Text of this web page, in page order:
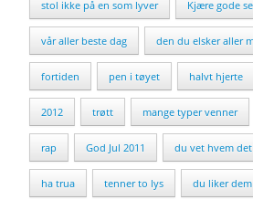
stol ikke på en som lyver Kjære gode
vår aller beste dag den du elsker aller
fortiden pen i tøyet halvt hjerte
2012 trøtt mange typer venner
rap God Jul 2011 du vet hvem det
ha trua tenner to lys du liker dem